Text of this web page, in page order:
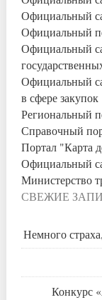
Официальный
Официальный
Официальный
Официальный
в сфере закупок
Региональный
Справочный
Портал "Карта
Официальный
Министерство
СВЕЖИЕ
Немного
Конкурс